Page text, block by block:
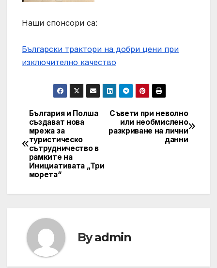
Наши спонсори са:
Български трактори на добри цени при
изключително качество
Post
navigation
Съвети при неволно
или необмислено
разкриване на лични
данни
България и Полша
създават нова
мрежа за
туристическо
сътрудничество в
рамките на
Инициативата „Три
морета“
Byadmin